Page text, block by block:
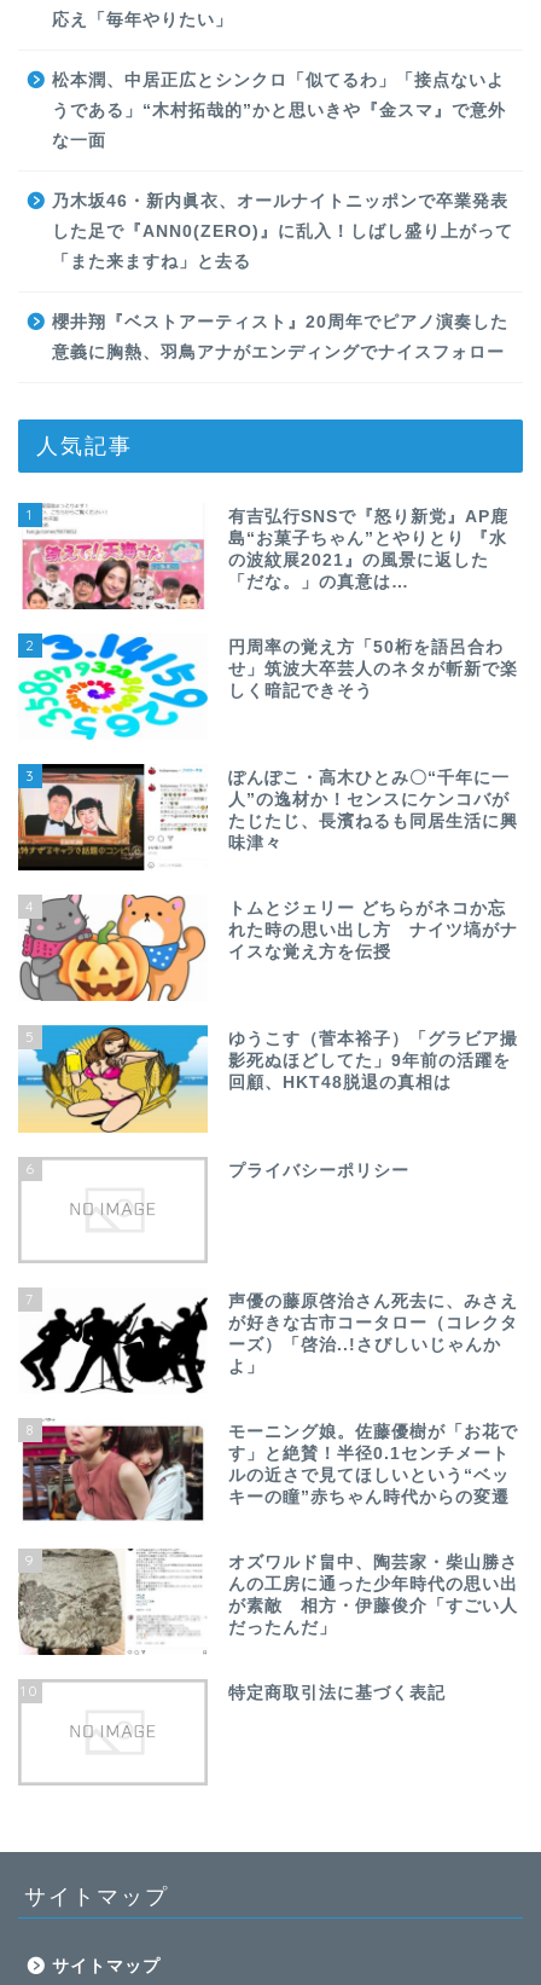
応え「毎年やりたい」
松本潤、中居正広とシンクロ「似てるわ」「接点ないよ
うである」“木村拓哉的”かと思いきや『金スマ』で意外
な一面
乃木坂46・新内眞衣、オールナイトニッポンで卒業発表
した足で『ANN0(ZERO)』に乱入！しばし盛り上がって
「また来ますね」と去る
櫻井翔『ベストアーティスト』20周年でピアノ演奏した
意義に胸熱、羽鳥アナがエンディングでナイスフォロー
人気記事
1
有吉弘行SNSで『怒り新党』AP鹿
島“お菓子ちゃん”とやりとり 『水
の波紋展2021』の風景に返した
「だな。」の真意は…
2
円周率の覚え方「50桁を語呂合わ
せ」筑波大卒芸人のネタが斬新で楽
しく暗記できそう
3
ぽんぽこ・高木ひとみ〇“千年に一
人”の逸材か！センスにケンコバが
たじたじ、長濱ねるも同居生活に興
味津々
4
トムとジェリー どちらがネコか忘
れた時の思い出し方 ナイツ塙がナ
イスな覚え方を伝授
5
ゆうこす（菅本裕子）「グラビア撮
影死ぬほどしてた」9年前の活躍を
回顧、HKT48脱退の真相は
6 プライバシーポリシー
7
声優の藤原啓治さん死去に、みさえ
が好きな古市コータロー（コレクタ
ーズ）「啓治..!さびしいじゃんか
よ」
8
モーニング娘。佐藤優樹が「お花で
す」と絶賛！半径0.1センチメート
ルの近さで見てほしいという“ベッ
キーの瞳”赤ちゃん時代からの変遷
9
オズワルド畠中、陶芸家・柴山勝さ
んの工房に通った少年時代の思い出
が素敵 相方・伊藤俊介「すごい人
だったんだ」
10 特定商取引法に基づく表記
サイトマップ
サイトマップ